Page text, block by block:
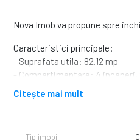
Nova Imob va propune spre
Caracteristici principale:
- Suprafata utila: 82.12 mp
- Compartimentare: 4
Spatiul este ideal pentru
0749 244 824 – Georgiana
Citește mai mult
Tip imobil